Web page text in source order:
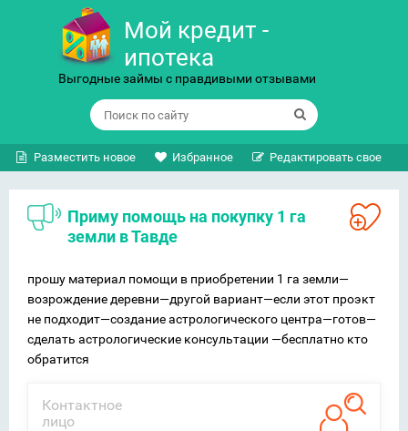
Мой кредит -
ипотека
Выгодные займы с правдивыми отзывами
Разместить новое Избранное Редактировать свое
Приму помощь на покупку 1 га
земли в Тавде
прошу материал помощи в приобретении 1 га земли—
возрождение деревни—другой вариант—если этот проэкт
не подходит—создание астрологического центра—готов—
сделать астрологические консультации —бесплатно кто
обратится
Контактное
лицо